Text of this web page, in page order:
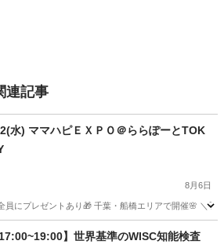
連記事
水) ママハピＥＸＰＯ＠ららぽーとTOK
8月6日
全員にプレゼントあり🎁 千葉・船橋エリアで開
17:00~19:00】世界基準のWISC知能検査